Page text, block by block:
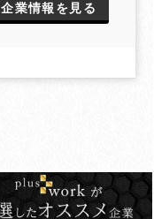
企業情報を見る